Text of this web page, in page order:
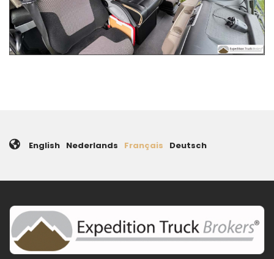
English Nederlands Français Deutsch